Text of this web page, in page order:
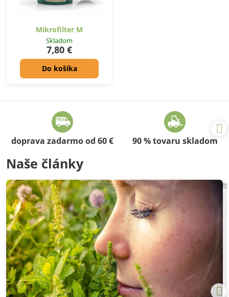
Mikrofilter M
Skladom
7,80 €
Do košíka
doprava zadarmo od 60 € 90 % tovaru skladom
Naše články